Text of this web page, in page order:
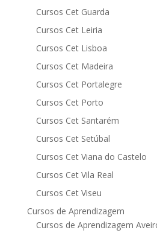
Cursos Cet Guarda
Cursos Cet Leiria
Cursos Cet Lisboa
Cursos Cet Madeira
Cursos Cet Portalegre
Cursos Cet Porto
Cursos Cet Santarém
Cursos Cet Setúbal
Cursos Cet Viana do Castelo
Cursos Cet Vila Real
Cursos Cet Viseu
Cursos de Aprendizagem
Cursos de Aprendizagem